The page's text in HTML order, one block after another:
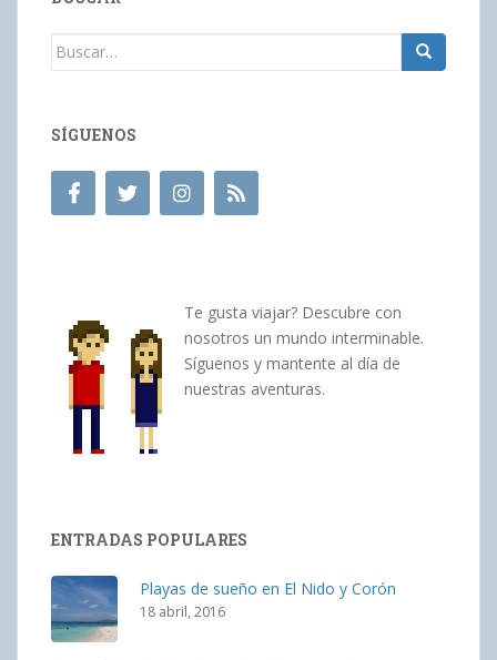
Buscar:
SÍGUENOS
Te gusta viajar? Descubre con
nosotros un mundo interminable.
Síguenos y mantente al día de
nuestras aventuras.
ENTRADAS POPULARES
Playas de sueño en El Nido y Corón
18 abril, 2016